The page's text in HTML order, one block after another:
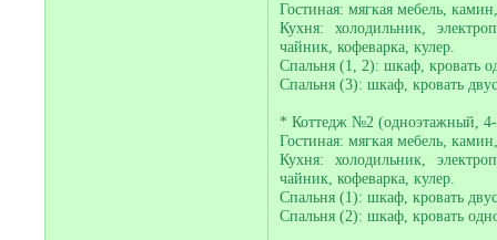
Гостиная: мягкая мебель,
Кухня: холодильник,
чайник, кофеварка, кулер.
Спальня (1, 2): шкаф, кровать
Спальня (3): шкаф, кровать
* Коттедж №2 (одноэтажный,
Гостиная: мягкая мебель,
Кухня: холодильник,
чайник, кофеварка, кулер.
Спальня (1): шкаф, кровать
Спальня (2): шкаф, кровать